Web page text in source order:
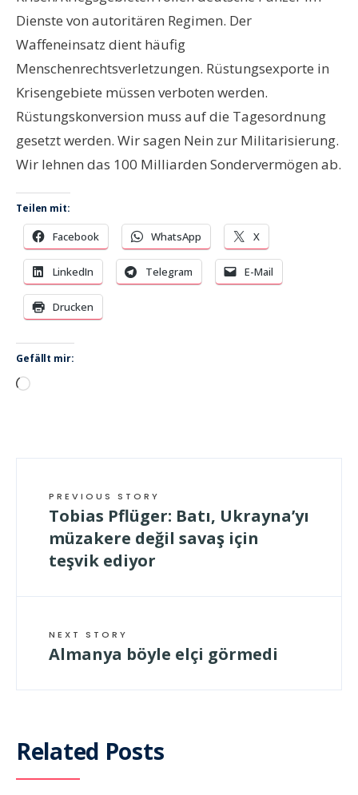
Dienste von autoritären Regimen. Der
Waffeneinsatz dient häufig
Menschenrechtsverletzungen. Rüstungsexporte in
Krisengebiete müssen verboten werden.
Rüstungskonversion muss auf die Tagesordnung
gesetzt werden. Wir sagen Nein zur Militarisierung.
Wir lehnen das 100 Milliarden Sondervermögen ab.
Teilen mit:
Facebook WhatsApp X
LinkedIn Telegram E-Mail
Drucken
Gefällt mir:
Wird
PREVIOUS STORY
Tobias Pflüger: Batı, Ukrayna’yı
müzakere değil savaş için
teşvik ediyor
NEXT STORY
Almanya böyle elçi görmedi
Related Posts